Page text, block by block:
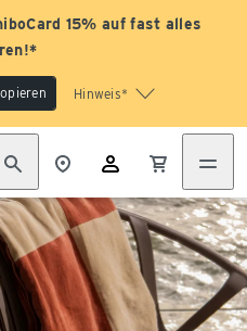
15% auf fast alles
Hinweis*